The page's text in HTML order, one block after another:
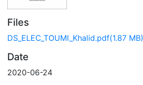
Files
DS_ELEC_TOUMI_Khalid.pdf(1.87 MB)
Date
2020-06-24